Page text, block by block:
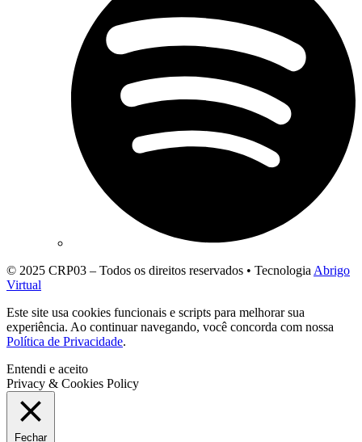
© 2025 CRP03 – Todos os direitos reservados • Tecnologia Abrigo
Virtual
Este site usa cookies funcionais e scripts para melhorar sua
experiência. Ao continuar navegando, você concorda com nossa
Política de Privacidade.
Entendi e aceito
Privacy & Cookies Policy
Fechar